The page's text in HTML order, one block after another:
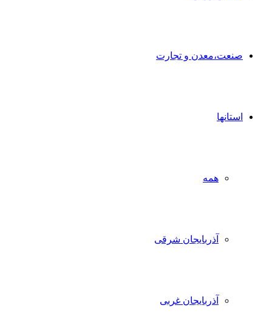
صنعت،معدن و تجارت
استانها
همه
آذربایجان شرقی
آذربایجان غربی